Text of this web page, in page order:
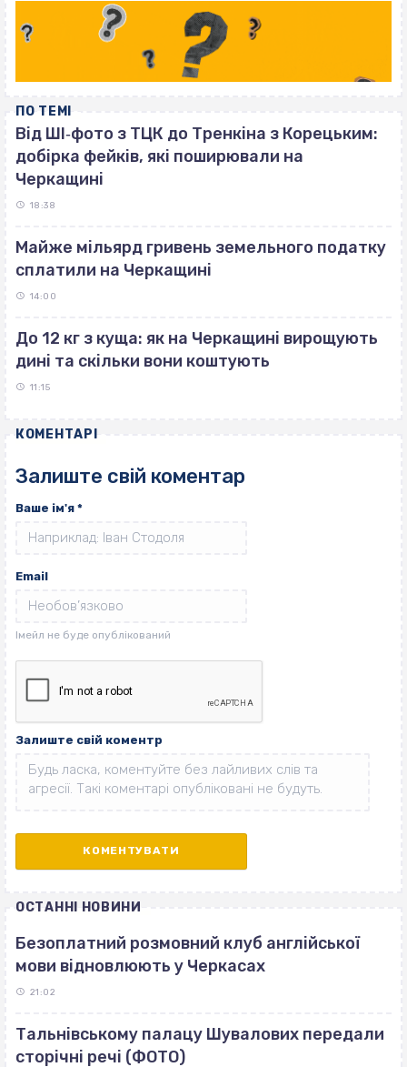
ПО ТЕМІ
Від ШІ‐фото з ТЦК до Тренкіна з Корецьким:
добірка фейків, які поширювали на
Черкащині
18:38
Майже мільярд гривень земельного податку
сплатили на Черкащині
14:00
До 12 кг з куща: як на Черкащині вирощують
дині та скільки вони коштують
11:15
КОМЕНТАРІ
Залиште свій коментар
Ваше ім'я *
Email
Залиште свій коментр
ОСТАННІ НОВИНИ
Безоплатний розмовний клуб англійської
мови відновлюють у Черкасах
21:02
Тальнівському палацу Шувалових передали
сторічні речі (ФОТО)